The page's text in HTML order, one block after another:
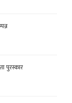
पुरस्कार